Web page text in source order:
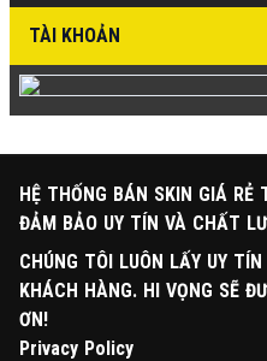
TÀI KHOẢN
HỆ THỐNG BÁN SKIN GIÁ RẺ
ĐẢM BẢO UY TÍN VÀ CHẤT
CHÚNG TÔI LUÔN LẤY UY
KHÁCH HÀNG. HI VỌNG SẼ
ƠN!
Privacy Policy